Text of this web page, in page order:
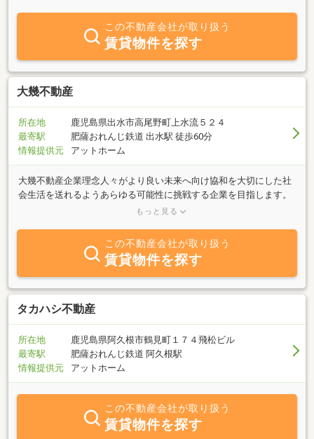
この不動産会社が取り扱う
賃貸物件を探す
大幾不動産
所在地
鹿児島県出水市高尾野町上水流５２４
最寄駅
肥薩おれんじ鉄道 出水駅 徒歩60分
情報提供元
アットホーム
大幾不動産企業理念人々がより良い未来へ向け協和を大切にした社
会生活を送れるようあらゆる可能性に挑戦する企業を目指します。
◎経営理念１、苦しこと辛いことを笑顔に変えれるよう全知全能を
３、笑顔を絶やさない暖かな対応を心がけます。経営方針 不動産
事業部（不動産業全般・建築設計）・お客様のより良い未来を第一
に考えた不動産事業を展開します。教育事業部（個別指導ひな
た）・生きる目標を確立させ達成に向けて努力をするよう指導しま
す。・人はなぜ学ばなければならないかを常に意識させます。・理
に適った学習方法で指導します。
もっと見る
この不動産会社が取り扱う
賃貸物件を探す
タカハシ不動産
所在地
鹿児島県阿久根市鶴見町１７４飛松ビル
最寄駅
肥薩おれんじ鉄道 阿久根駅
情報提供元
アットホーム
この不動産会社が取り扱う
賃貸物件を探す